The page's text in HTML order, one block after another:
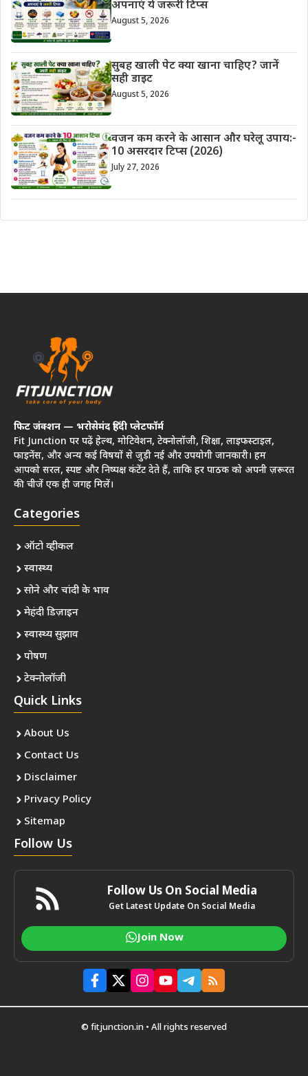
अपनाएं ये जरूरी टिप्स
August 5, 2026
सुबह खाली पेट क्या खाना चाहिए? जानें
सही डाइट
August 5, 2026
वजन कम करने के आसान और घरेलू उपाय:-
10 असरदार टिप्स (2026)
July 27, 2026
फिट जंक्शन — भरोसेमंद हिंदी प्लेटफॉर्म
Fit Junction पर पढ़ें हेल्थ, मोटिवेशन, टेक्नोलॉजी, शिक्षा, लाइफस्टाइल,
फाइनेंस, और अन्य कई विषयों से जुड़ी नई और उपयोगी जानकारी। हम
आपको सरल, स्पष्ट और निष्पक्ष कंटेंट देते हैं, ताकि हर पाठक को अपनी ज़रूरत
की चीजें एक ही जगह मिलें।
Categories
ऑटो व्हीकल
स्वास्थ्य
सोने और चांदी के भाव
मेहंदी डिज़ाइन
स्वास्थ्य सुझाव
पोषण
टेक्नोलॉजी
Quick Links
About Us
Contact Us
Disclaimer
Privacy Policy
Sitemap
Follow Us
Follow Us On Social Media
Get Latest Update On Social Media
Join Now
© fitjunction.in • All rights reserved